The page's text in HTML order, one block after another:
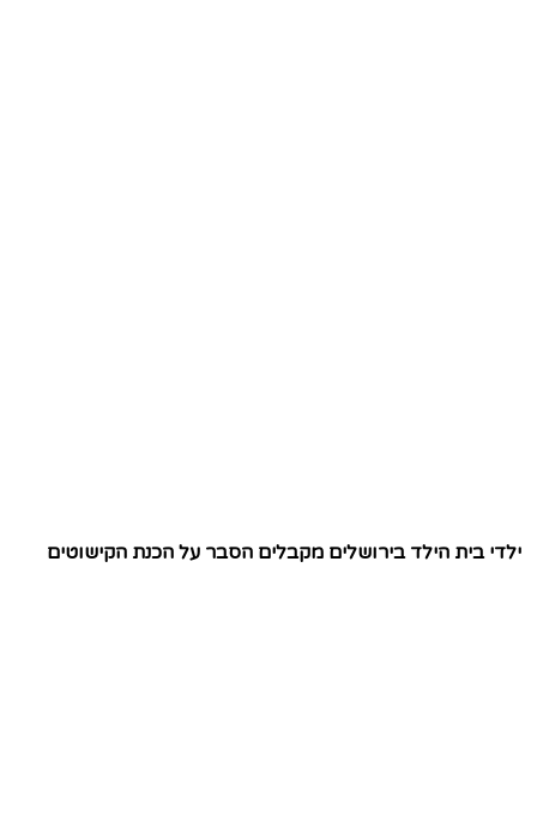
ילדי בית הילד בירושלים מקבלים הסבר על הכנת הקישוטים